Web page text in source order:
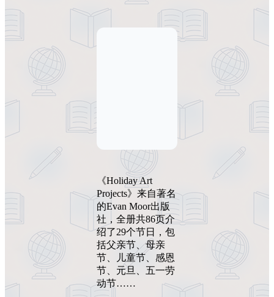
《Holiday Art
Projects》来自著名
的Evan Moor出版
社，全册共86页介
绍了29个节日，包
括父亲节、母亲
节、儿童节、感恩
节、元旦、五一劳
动节……